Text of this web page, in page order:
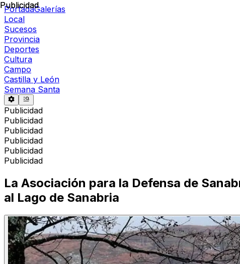
PortadaGalerías
Local
Sucesos
Provincia
Deportes
Cultura
Campo
Castilla y León
Semana Santa
Publicidad
Publicidad
Publicidad
Publicidad
Publicidad
Publicidad
Publicidad
La Asociación para la Defensa de
al Lago de Sanabria
Publicidad